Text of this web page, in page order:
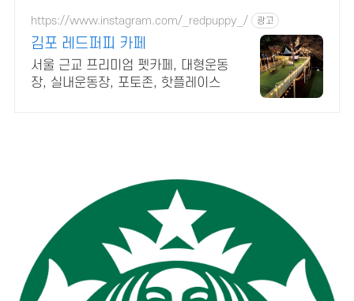
가능
https://www.instagram.com/_redpuppy_/ 광고
김포 레드퍼피 카페
서울 근교 프리미엄 펫카페, 대형운동
장, 실내운동장, 포토존, 핫플레이스